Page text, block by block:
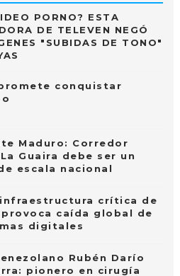
PORNO? ESTA
DE TELEVEN NEGÓ
"SUBIDAS DE TONO"
conquistar
Maduro: Corredor
Guaira debe ser un
escala nacional
crítica de
caída global de
digitales
Rubén Darío
pionero en cirugía